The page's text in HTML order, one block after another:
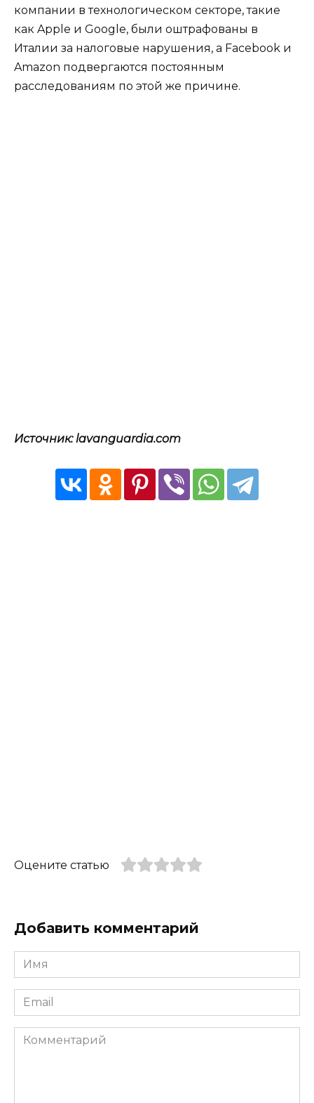
компании в технологическом секторе, такие
как Apple и Google, были оштрафованы в
Италии за налоговые нарушения, а Facebook и
Amazon подвергаются постоянным
расследованиям по этой же причине.
Источник: lavanguardia.com
Оцените статью
Добавить комментарий
Имя
*
Email
*
Комментарий